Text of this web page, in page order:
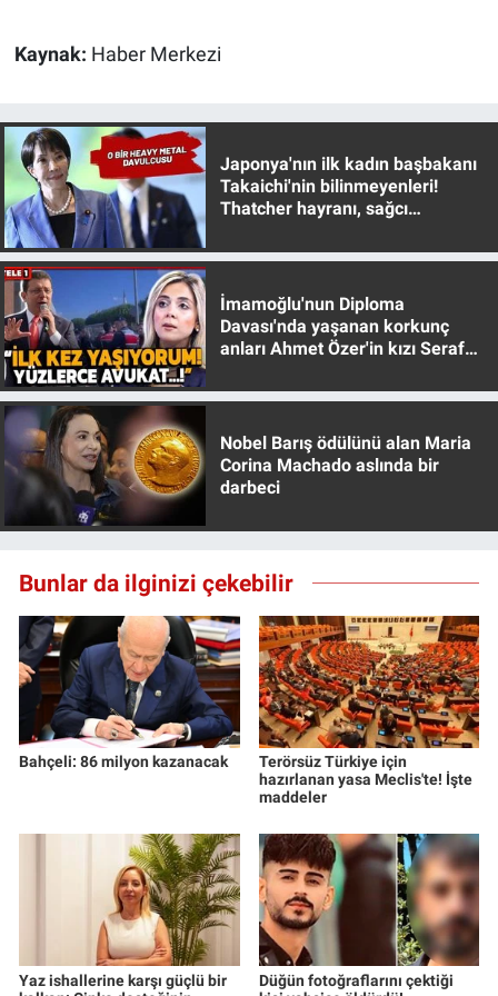
Kaynak: Haber Merkezi
Japonya'nın ilk kadın başbakanı
Takaichi'nin bilinmeyenleri!
Thatcher hayranı, sağcı
İmamoğlu'nun Diploma
Davası'nda yaşanan korkunç
anları Ahmet Özer'in kızı Seraf
Nobel Barış ödülünü alan Maria
Corina Machado aslında bir
darbeci
Bunlar da ilginizi çekebilir
Bahçeli: 86 milyon kazanacak
Terörsüz Türkiye için
hazırlanan yasa Meclis'te! İşte
maddeler
Yaz ishallerine karşı güçlü bir
Düğün fotoğraflarını çektiği
Gündem Özel
Haber
İlan
Koronavirüs
Kültür Sanat
Ne demişti
Nedir
Programlar
Sağlık
Spor
Türkiye'nin Geleceği
Türkiye'nin Gündemi
Yerel Gündem